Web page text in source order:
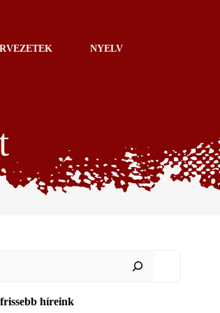
NYELV
híreink